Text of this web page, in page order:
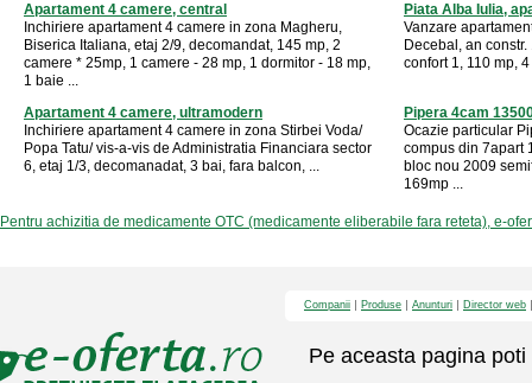
Apartament 4 camere, central
Inchiriere apartament 4 camere in zona Magheru,
Biserica Italiana, etaj 2/9, decomandat, 145 mp, 2
camere * 25mp, 1 camere - 28 mp, 1 dormitor - 18 mp,
1 baie ...
Piata Alba Iulia,
Vanzare
Decebal, an
confort 1, 110 mp,
Apartament 4 camere, ultramodern
Inchiriere apartament 4 camere in zona Stirbei Voda/
Popa Tatu/ vis-a-vis de Administratia Financiara sector
6, etaj 1/3, decomanadat, 3 bai, fara balcon, ...
Pipera 4cam
Ocazie particular
compus din 7apart
bloc nou 2009
169mp ...
Pentru achizitia de medicamente OTC (medicamente eliberabile fara reteta), e-
Companii Produse Anunturi Director web
Pe aceasta pagina poti